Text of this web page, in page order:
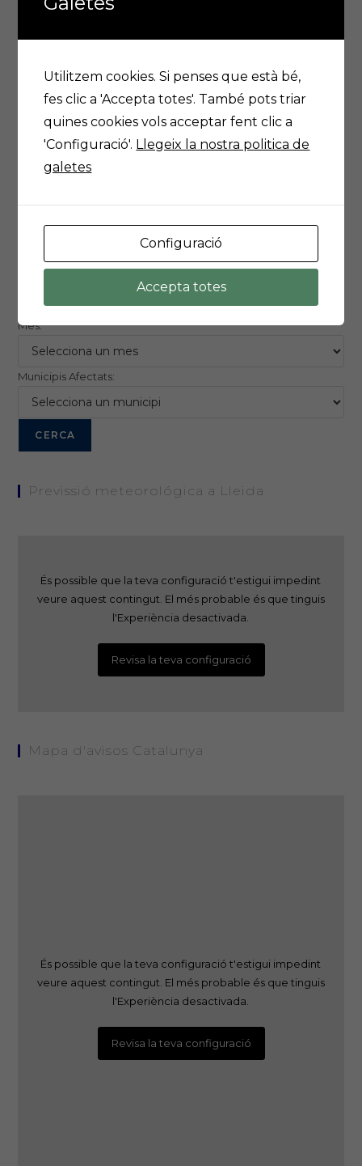
Mapa de la pedregada
Cerca de pedregades
MES O LOCALITZACIÓ
Mes:
Municipis Afectats:
Previssió meteorológica a Lleida
És possible que la teva configuració t'estigui impedint
veure aquest contingut. El més probable és que tinguis
l'Experiència desactivada.
Revisa la teva configuració
Mapa d'avisos Catalunya
És possible que la teva configuració t'estigui impedint
veure aquest contingut. El més probable és que tinguis
l'Experiència desactivada.
Revisa la teva configuració
Utilitzem cookies. Si penses que està bé,
fes clic a 'Accepta totes'. També pots triar
quines cookies vols acceptar fent clic a
'Configuració'. Llegeix la nostra politica de
galetes
Configuració
Accepta totes